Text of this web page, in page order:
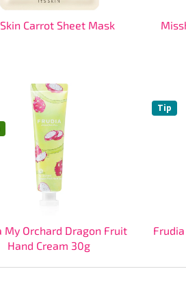
Skin Carrot Sheet Mask
My Orchard Dragon Fruit
Hand Cream 30g
Tip